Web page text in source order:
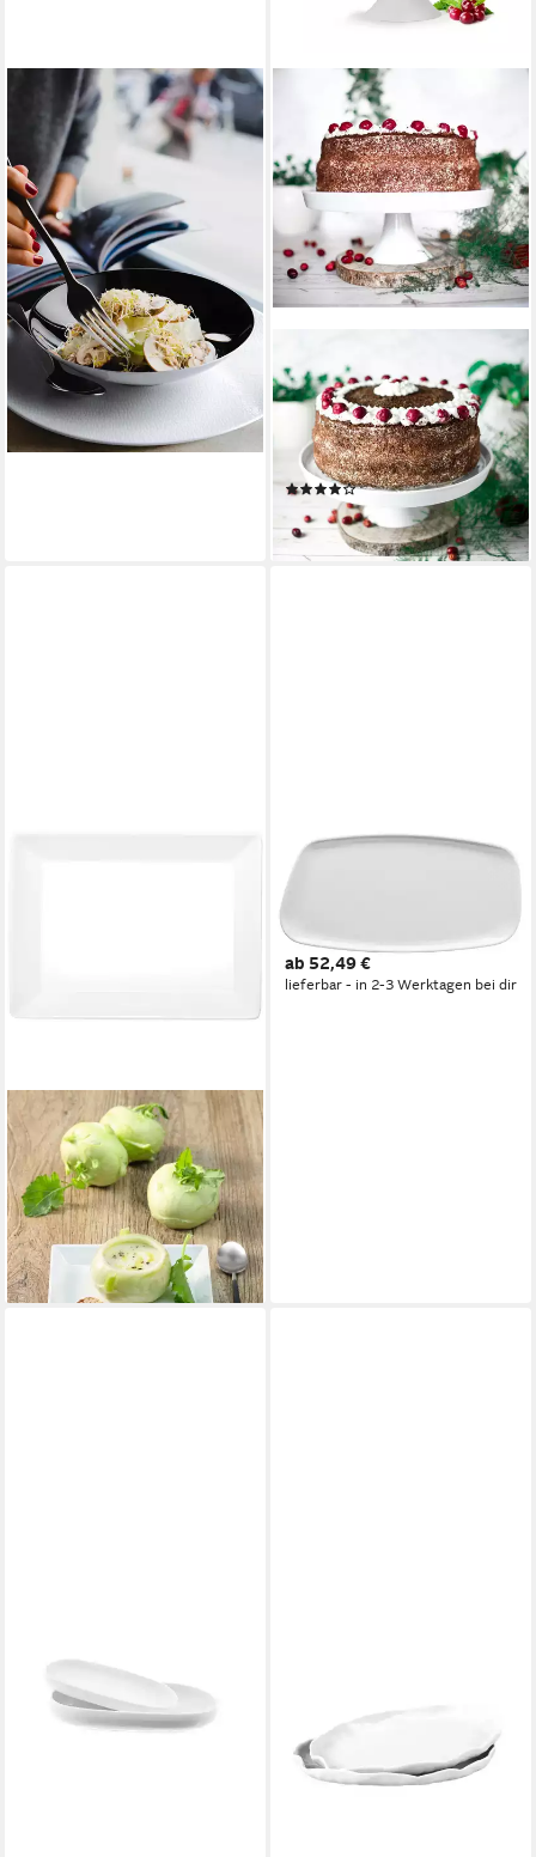
SELTMANN WEIDEN
Servierplatte Life Fashion,
Porzellan, (1-tlg), Platte oval
ab 47,30 €
UVP
-29%
lieferbar - in 3-4 Werktagen bei dir
+2
Kuchenplatte Große
Tortenplatte ⌀30cm aus
Porzellan Tortenständer
Kuchenplatte, Porzellan
(10)
20,99 €
lieferbar - in 3-4 Werktagen bei dir
ASA SELECTION
Servierteller 250°C
Sevierteller/Top rechteckig
27 cm, Porzellan, (Platten),
Küche, Kochen, Backen
ab 19,49 €
lieferbar - in 2-3 Werktagen bei dir
ROSENTHAL
Servierplatte Junto Weiss
(Platten), Platten
ab 52,49 €
lieferbar - in 2-3 Werktagen bei dir
lieferbar - in 4-5 Werktagen bei dir